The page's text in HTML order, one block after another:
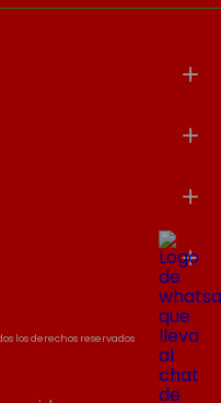
los derechos reservados